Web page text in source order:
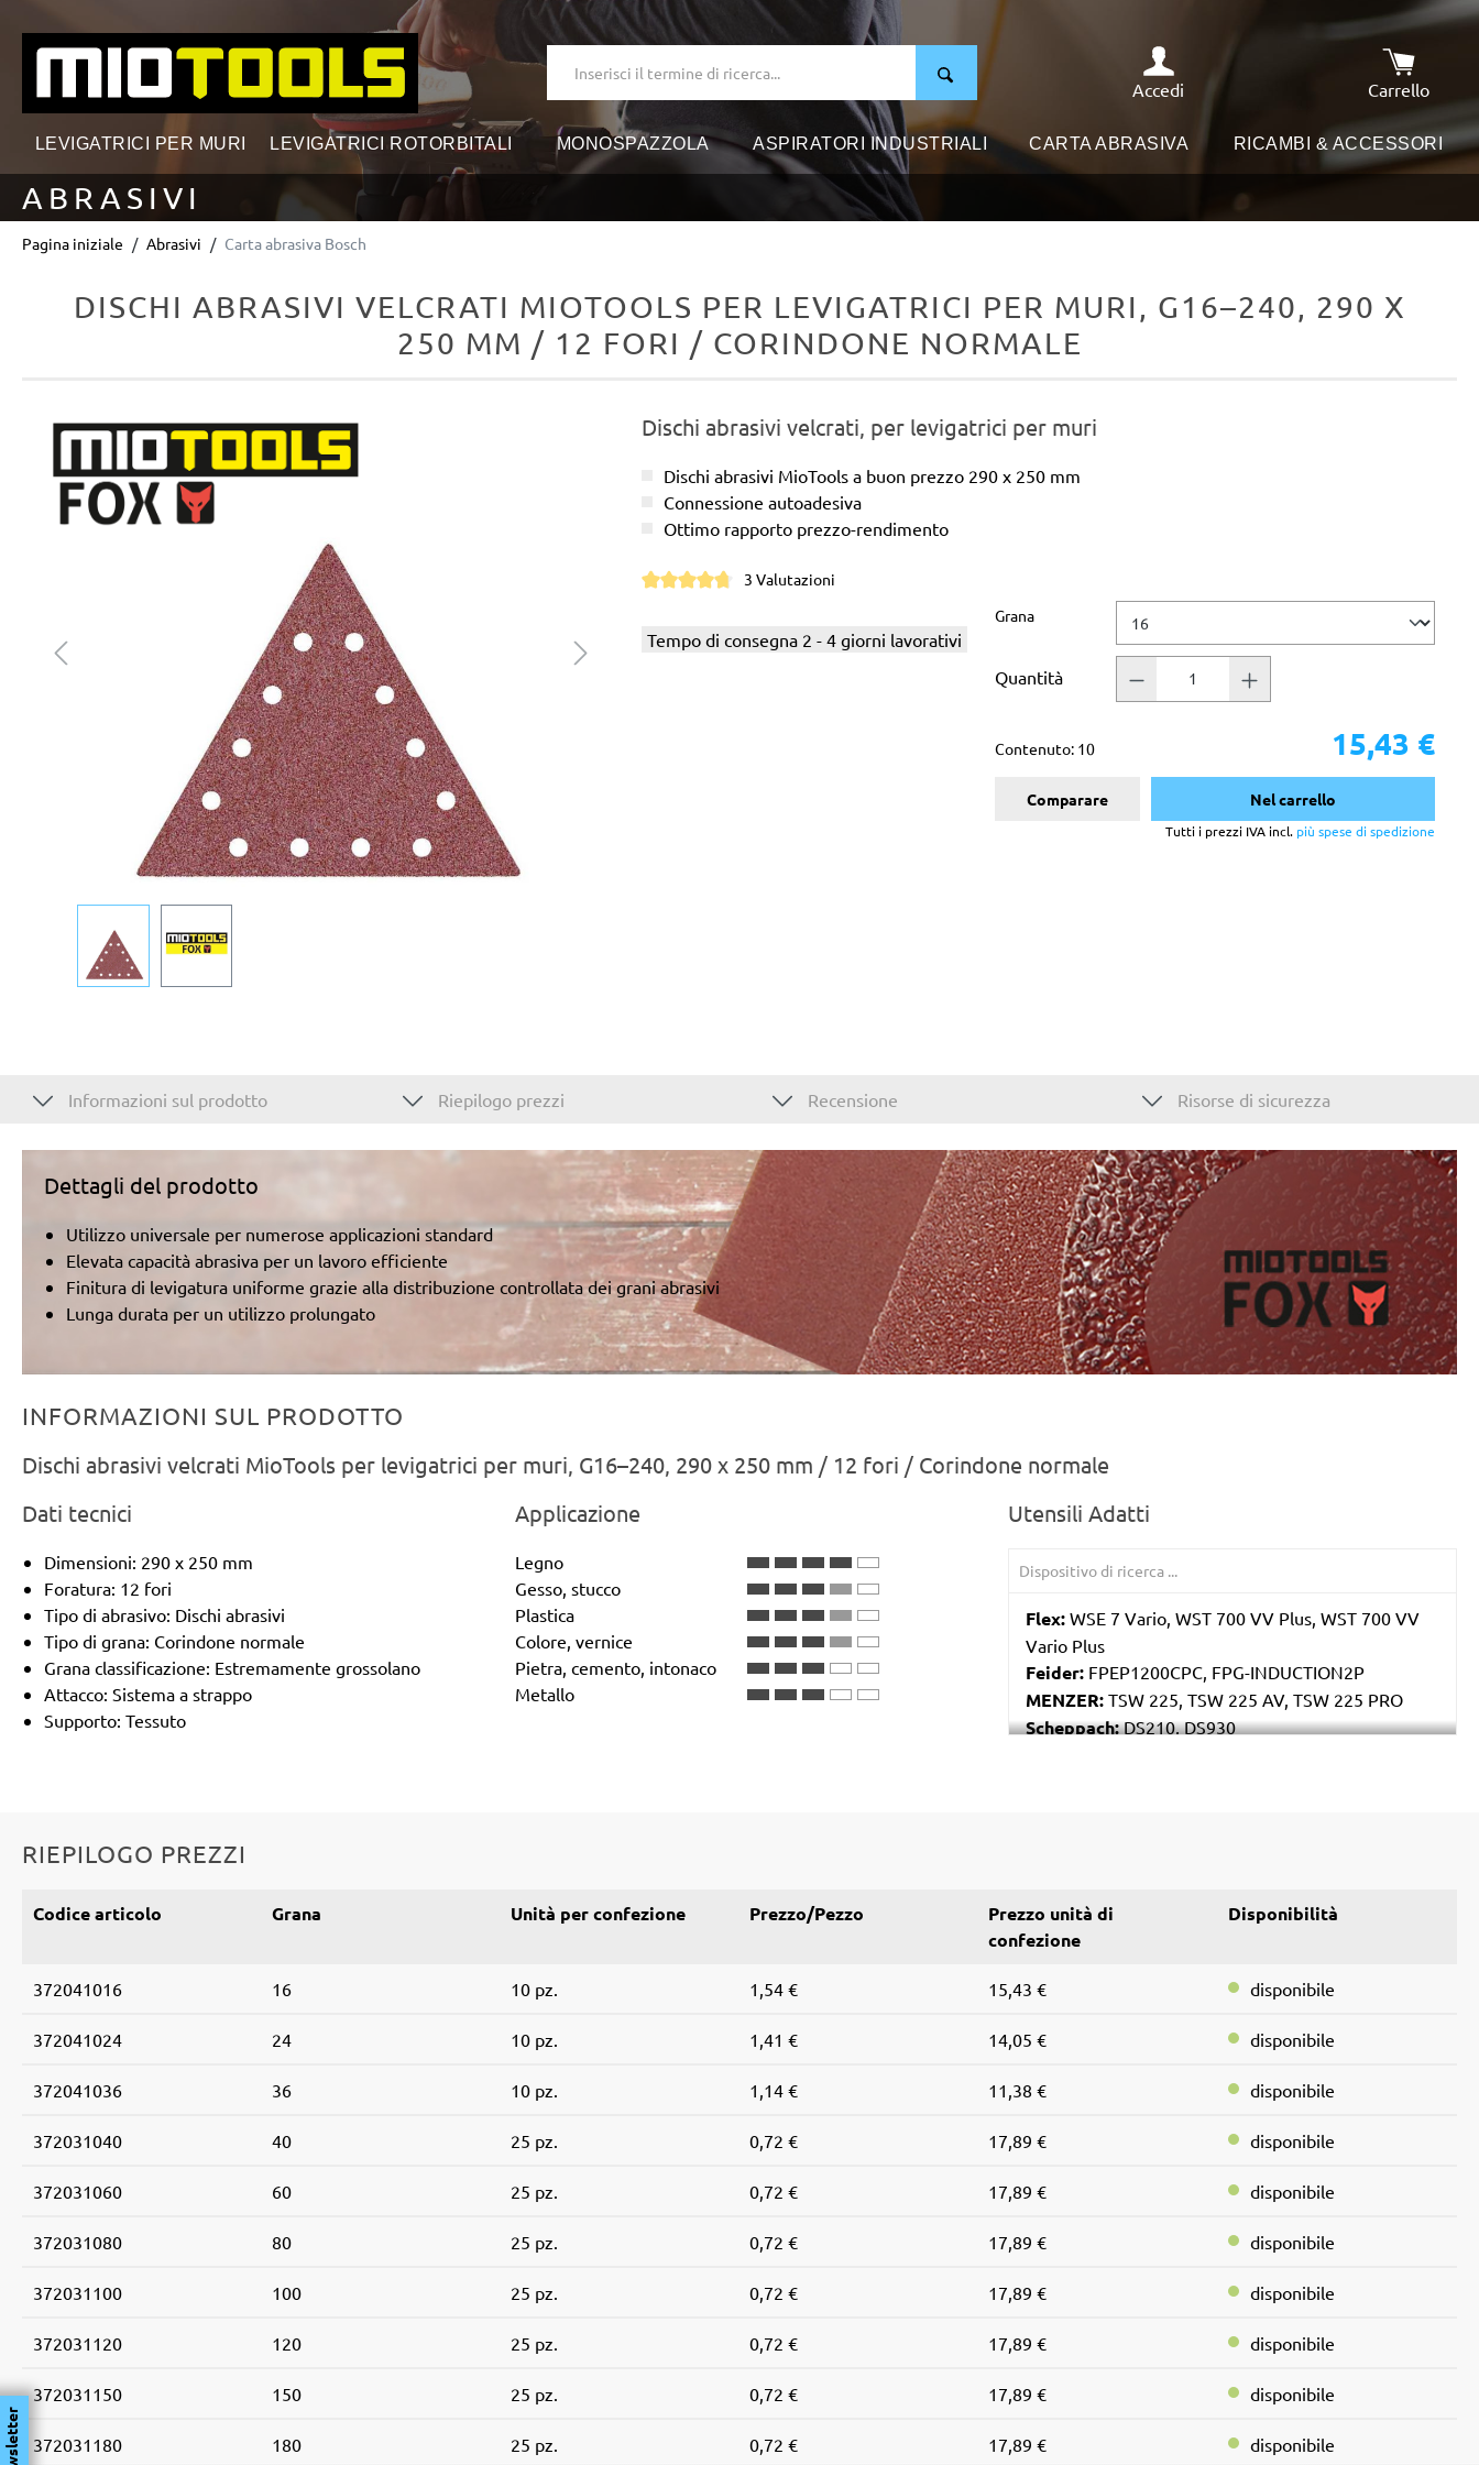
Accedi
Carrello
Il carrello
LEVIGATRICI PER MURI LEVIGATRICI ROTORBITALI MONOSPAZZOLA ASPIRATORI INDUSTRIALI CARTA ABRASIVA RICAMBI & ACCESSORI
ABRASIVI
Pagina iniziale Abrasivi Carta abrasiva Bosch
DISCHI ABRASIVI VELCRATI MIOTOOLS PER LEVIGATRICI PER MURI, G16–240, 290 X
250 MM / 12 FORI / CORINDONE NORMALE
Salta la galleria di immagini Dischi abrasivi velcrati, per levigatrici per muri
Dischi abrasivi MioTools a buon prezzo 290 x 250 mm
Connessione autoadesiva
Ottimo rapporto prezzo-rendimento
3 Valutazioni
Tempo di consegna 2 - 4 giorni lavorativi
Seleziona
Grana
Quantità
Contenuto: 10 15,43 €
Comparare Nel carrello
Tutti i prezzi IVA incl. più spese di spedizione
Informazioni sul prodotto Riepilogo prezzi Recensione Risorse di sicurezza
Dettagli del prodotto
Utilizzo universale per numerose applicazioni standard
Elevata capacità abrasiva per un lavoro efficiente
Finitura di levigatura uniforme grazie alla distribuzione controllata dei grani abrasivi
Lunga durata per un utilizzo prolungato
INFORMAZIONI SUL PRODOTTO
Dischi abrasivi velcrati MioTools per levigatrici per muri, G16–240, 290 x 250 mm / 12 fori / Corindone normale
Dati tecnici
Dimensioni: 290 x 250 mm
Foratura: 12 fori
Tipo di abrasivo: Dischi abrasivi
Tipo di grana: Corindone normale
Grana classificazione: Estremamente grossolano
Attacco: Sistema a strappo
Supporto: Tessuto
Applicazione
Legno
Gesso, stucco
Plastica
Colore, vernice
Pietra, cemento, intonaco
Metallo
Utensili Adatti
Flex: WSE 7 Vario, WST 700 VV Plus, WST 700 VV
Vario Plus
Feider: FPEP1200CPC, FPG-INDUCTION2P
MENZER: TSW 225, TSW 225 AV, TSW 225 PRO
Scheppach:DS210, DS930
RIEPILOGO PREZZI
Codice articolo Grana Unità per confezione Prezzo/Pezzo
Prezzo unità di
confezione
Disponibilità
372041016 16 10 pz. 1,54 € 15,43 € disponibile
372041024 24 10 pz. 1,41 € 14,05 € disponibile
372041036 36 10 pz. 1,14 € 11,38 € disponibile
372031040 40 25 pz. 0,72 € 17,89 € disponibile
372031060 60 25 pz. 0,72 € 17,89 € disponibile
372031080 80 25 pz. 0,72 € 17,89 € disponibile
372031100 100 25 pz. 0,72 € 17,89 € disponibile
372031120 120 25 pz. 0,72 € 17,89 € disponibile
372031150 150 25 pz. 0,72 € 17,89 € disponibile
372031180 180 25 pz. 0,72 € 17,89 € disponibile
Newsletter